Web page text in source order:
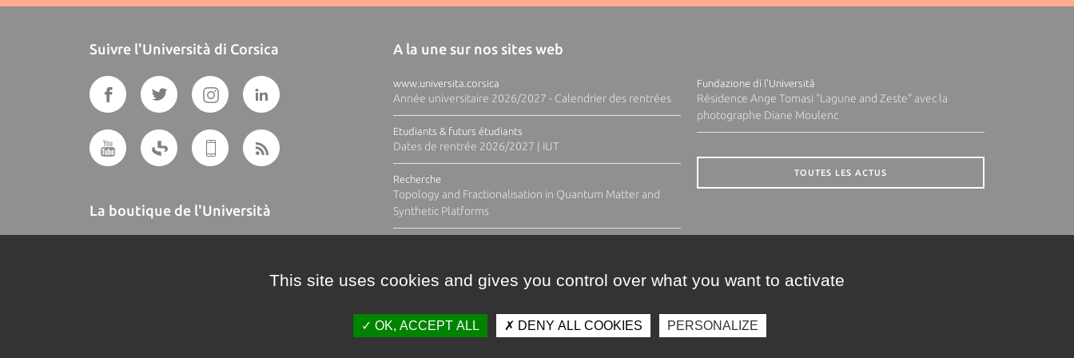
Suivre l'Università di Corsica
La boutique de l'Università
A la une sur nos sites web
www.universita.corsica
Année universitaire 2026/2027 - Calendrier des rentrées
Etudiants & futurs étudiants
Dates de rentrée 2026/2027 | IUT
Recherche
Topology and Fractionalisation in Quantum Matter and
Synthetic Platforms
Fundazione di l'Università
Résidence Ange Tomasi "Lagune and Zeste" avec la
photographe Diane Moulenc
TOUTES LES ACTUS
This site uses cookies and gives you control over what you want to activate
OK, ACCEPT ALL DENY ALL COOKIES PERSONALIZE